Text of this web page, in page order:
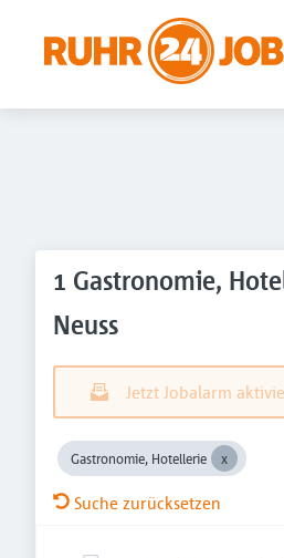
1 Gastronomie,
Neuss
Jetzt Jobalarm
Gastronomie, Hotellerie
Suche zurücksetzen